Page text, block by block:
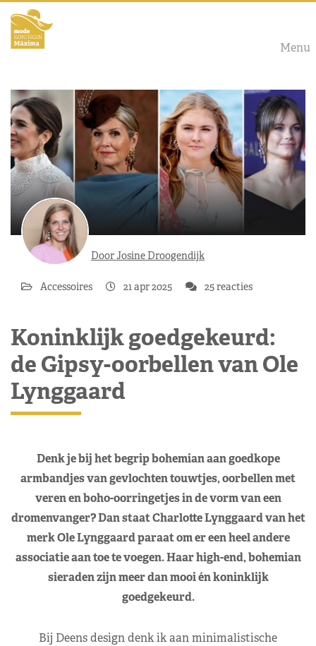
Menu
Door Josine Droogendijk
Accessoires 21 apr 2025 25 reacties
Koninklijk goedgekeurd:
de Gipsy-oorbellen van Ole
Lynggaard
Denk je bij het begrip bohemian aan goedkope
armbandjes van gevlochten touwtjes, oorbellen met
veren en boho-oorringetjes in de vorm van een
dromenvanger? Dan staat Charlotte Lynggaard van het
merk Ole Lynggaard paraat om er een heel andere
associatie aan toe te voegen. Haar high-end, bohemian
sieraden zijn meer dan mooi én koninklijk
goedgekeurd.
Bij Deens design denk ik aan minimalistische